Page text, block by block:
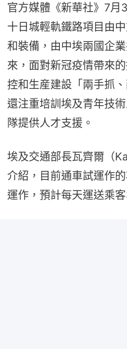
官方媒體《新華社》7月
十日城輕軌鐵路項目由
和裝備，由中埃兩國企
來，面對新冠疫情帶來
控和生産建設「兩手抓
還注重培訓埃及青年技
隊提供人才支援。
埃及交通部長瓦齊爾（
介紹，目前通車試運作
運作，預計每天運送乘